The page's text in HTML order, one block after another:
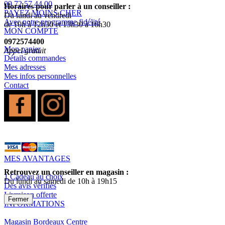
09 72 57 44 00
PAYEZ MOINS CHER
Avec notre programme fidélité
MON COMPTE
Mon panier
Détails commandes
Mes adresses
Mes infos personnelles
Contact
MES AVANTAGES
1 Cadeau au choix
Des avis vérifiés
Livraison offerte
INFORMATIONS
Magasin Bordeaux Centre
Horaires pour parler à un conseiller :
Du lundi au vendredi
de 10h à 12h30 et 13h30 à 16h30
0972574400
Appel gratuit
Retrouvez un conseiller en magasin :
Du lundi au samedi de 10h à 19h15
Fermer